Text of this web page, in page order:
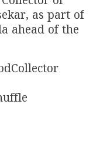
as part of
ahead of the